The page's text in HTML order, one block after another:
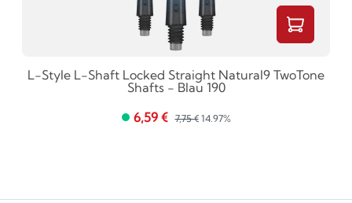
L-Style L-Shaft Locked Straight Natural9 TwoTone
Shafts - Blau 190
6,59 € 7,75 € 14.97%